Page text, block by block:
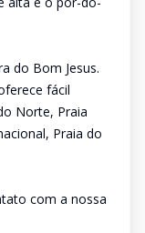
do Bom Jesus.
fácil
Norte, Praia
Praia do
com a nossa